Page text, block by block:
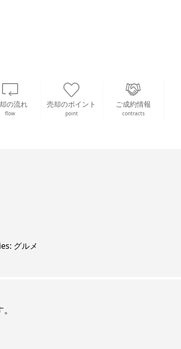
の流れ
flow
売却のポイント
point
ご成約情報
contracts
グルメ